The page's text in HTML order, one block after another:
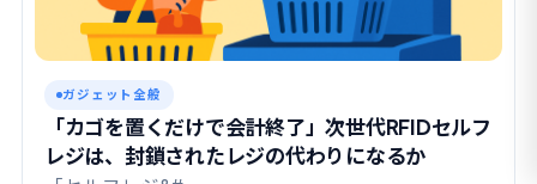
ガジェット全般
「カゴを置くだけで会計終了」次世代RFIDセルフ
レジは、封鎖されたレジの代わりになるか